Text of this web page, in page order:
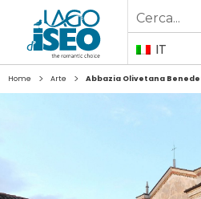
Search
for:
IT
Home > Arte > Abbazia Olivetana